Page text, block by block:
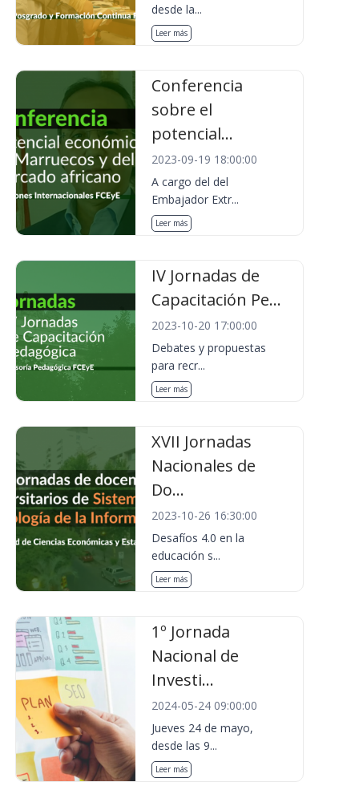
desde la...
Leer más
Conferencia
sobre el
potencial...
2023-09-19 18:00:00
A cargo del del
Embajador Extr...
Leer más
IV Jornadas de
Capacitación Pe...
2023-10-20 17:00:00
Debates y propuestas
para recr...
Leer más
XVII Jornadas
Nacionales de
Do...
2023-10-26 16:30:00
Desafíos 4.0 en la
educación s...
Leer más
1º Jornada
Nacional de
Investi...
2024-05-24 09:00:00
Jueves 24 de mayo,
desde las 9...
Leer más